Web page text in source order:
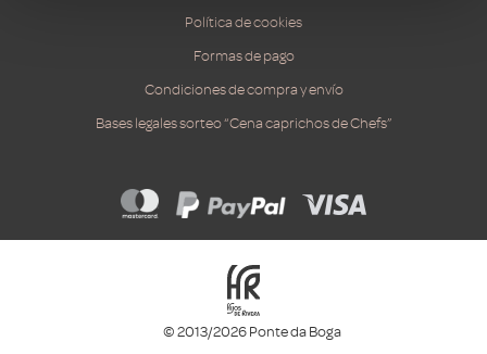
Política de cookies
Formas de pago
Condiciones de compra y envío
Bases legales sorteo “Cena caprichos de Chefs”
© 2013/2026 Ponte da Boga